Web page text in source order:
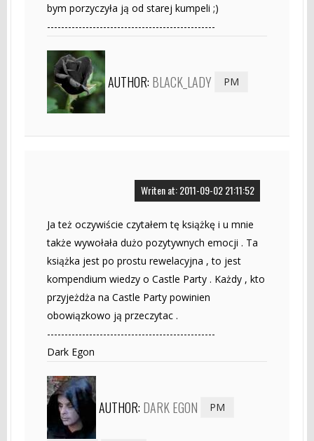
bym porzyczyła ją od starej kumpeli ;)
------------------------------------------------
AUTHOR: BLACK_LADY PM
Writen at: 2011-09-02 21:11:52
Ja też oczywiście czytałem tę książkę i u mnie
także wywołała dużo pozytywnych emocji . Ta
książka jest po prostu rewelacyjna , to jest
kompendium wiedzy o Castle Party . Każdy , kto
przyjeżdża na Castle Party powinien
obowiązkowo ją przeczytac .
------------------------------------------------
Dark Egon
AUTHOR: DARK EGON PM